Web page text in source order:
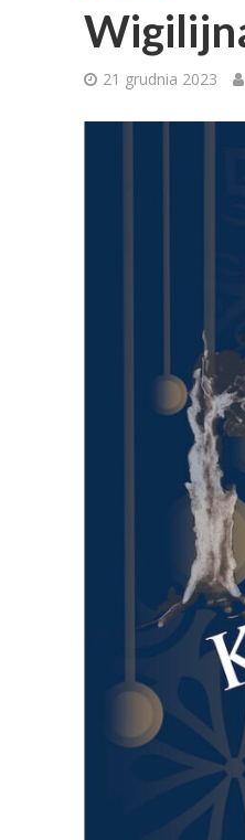
21 grudnia 2023